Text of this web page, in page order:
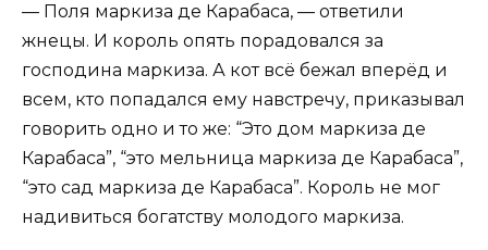
— Поля маркиза де Карабаса, — ответили
жнецы. И король опять порадовался за
господина маркиза. А кот всё бежал вперёд и
всем, кто попадался ему навстречу, приказывал
говорить одно и то же: “Это дом маркиза де
Карабаса”, “это мельница маркиза де Карабаса”,
“это сад маркиза де Карабаса”. Король не мог
надивиться богатству молодого маркиза.